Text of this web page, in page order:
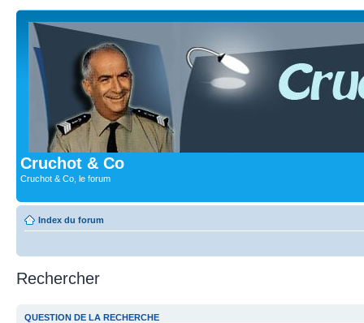
Cruchot & Co
Cruchot & Co, le forum
Index du forum
Rechercher
QUESTION DE LA RECHERCHE